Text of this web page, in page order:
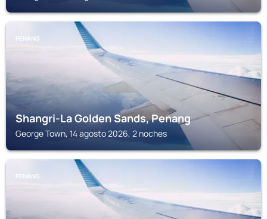
PENANG
Shangri-La Golden Sands, Penang
George Town, 14 agosto 2026, 2 noches
PENANG